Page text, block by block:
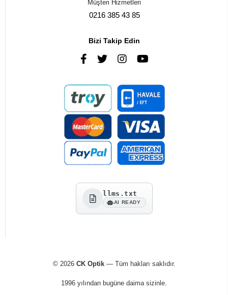
Müşteri Hizmetleri
0216 385 43 85
Bizi Takip Edin
llms.txt
AI READY
© 2026 CK Optik— Tüm hakları saklıdır.
1996 yılından bugüne daima sizinle.